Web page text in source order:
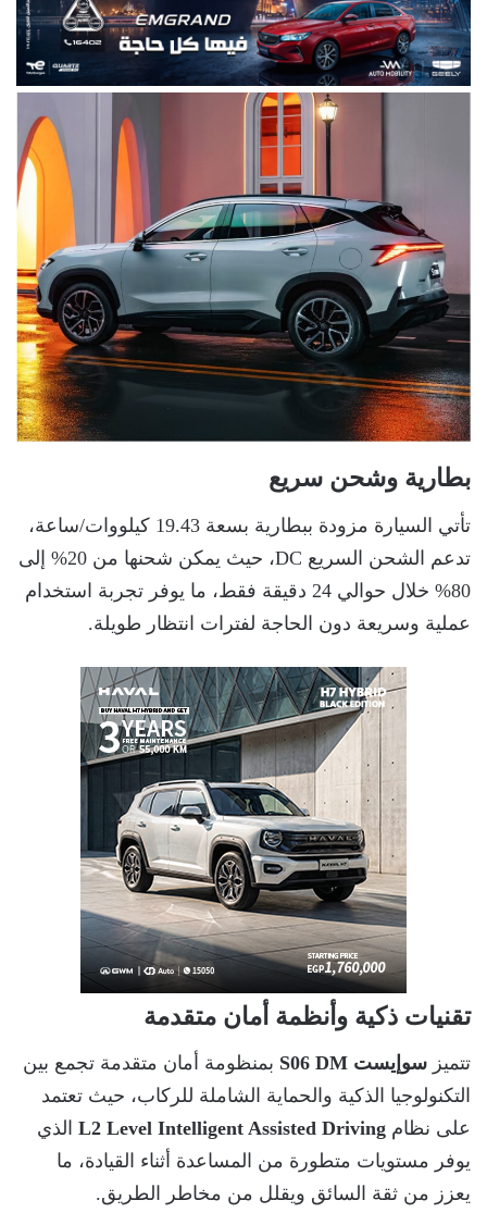
بطارية وشحن سريع
تأتي السيارة مزودة ببطارية بسعة 19.43 كيلووات/ساعة،
تدعم الشحن السريع DC، حيث يمكن شحنها من 20% إلى
80% خلال حوالي 24 دقيقة فقط، ما يوفر تجربة استخدام
عملية وسريعة دون الحاجة لفترات انتظار طويلة.
تقنيات ذكية وأنظمة أمان متقدمة
تتميز سوإيست S06 DM
بمنظومة أمان متقدمة تجمع بين
التكنولوجيا الذكية والحماية الشاملة للركاب، حيث تعتمد
على نظام L2 Level Intelligent Assisted Driving الذي
يوفر مستويات متطورة من المساعدة أثناء القيادة، ما
يعزز من ثقة السائق ويقلل من مخاطر الطريق.